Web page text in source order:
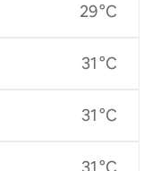
29 °C
31 °C
31 °C